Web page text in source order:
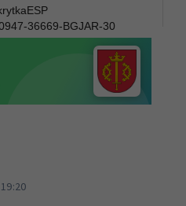
36669-BGJAR-30